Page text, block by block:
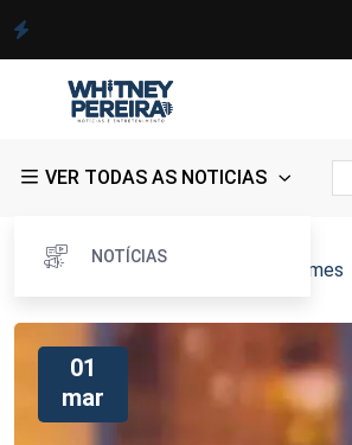
VER TODAS AS NOTICIAS
NOTÍCIAS
Whitney Pereira manoel gomes
01
mar